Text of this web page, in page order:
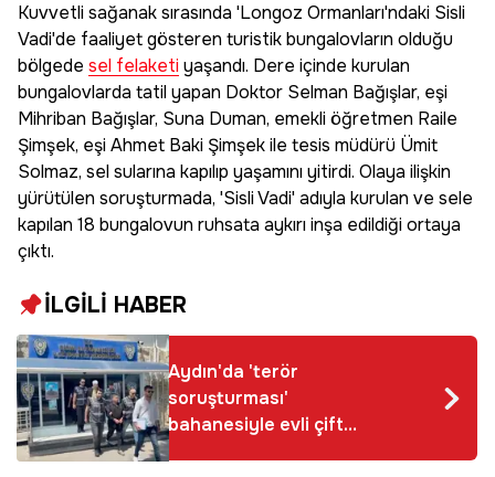
Kuvvetli sağanak sırasında 'Longoz Ormanları'ndaki Sisli
Vadi'de faaliyet gösteren turistik bungalovların olduğu
bölgede sel felaketiyaşandı. Dere içinde kurulan
bungalovlarda tatil yapan Doktor Selman Bağışlar, eşi
Mihriban Bağışlar, Suna Duman, emekli öğretmen Raile
Şimşek, eşi Ahmet Baki Şimşek ile tesis müdürü Ümit
Solmaz, sel sularına kapılıp yaşamını yitirdi. Olaya ilişkin
yürütülen soruşturmada, 'Sisli Vadi' adıyla kurulan ve sele
kapılan 18 bungalovun ruhsata aykırı inşa edildiği ortaya
çıktı.
İLGİLİ HABER
Aydın'da 'terör
soruşturması'
bahanesiyle evli çifti